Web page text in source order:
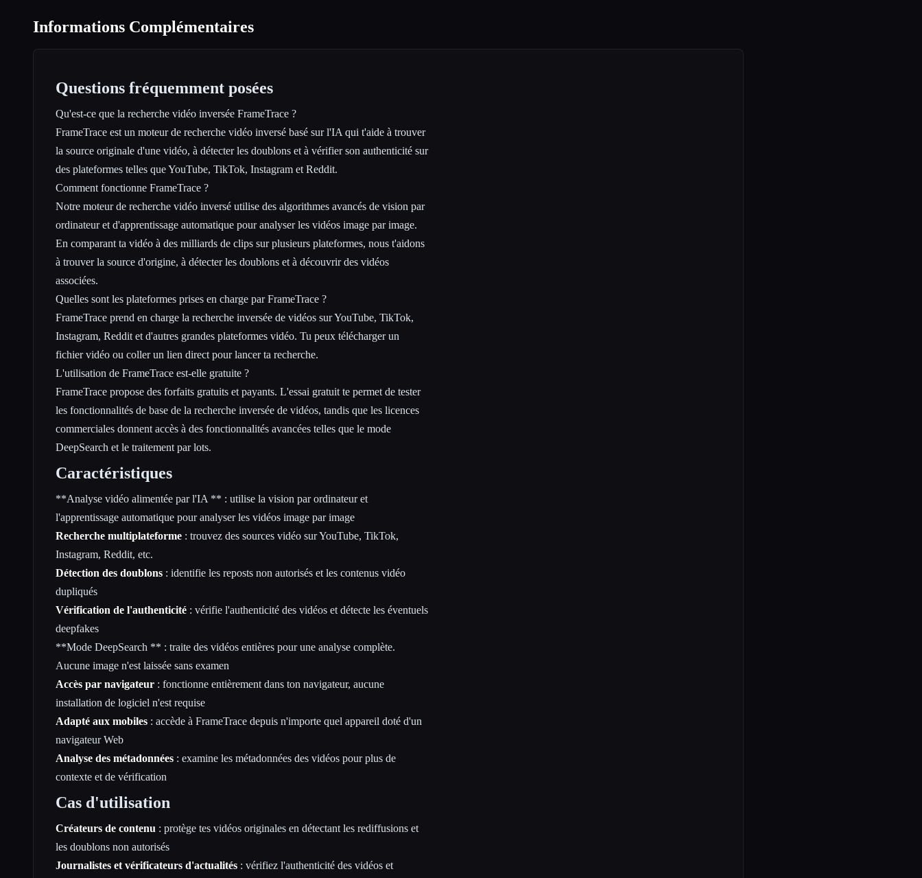
Informations Complémentaires
Questions fréquemment posées
Qu'est-ce que la recherche vidéo inversée FrameTrace ?
FrameTrace est un moteur de recherche vidéo inversé basé sur l'IA qui t'aide à trouver
la source originale d'une vidéo, à détecter les doublons et à vérifier son authenticité sur
des plateformes telles que YouTube, TikTok, Instagram et Reddit.
Comment fonctionne FrameTrace ?
Notre moteur de recherche vidéo inversé utilise des algorithmes avancés de vision par
ordinateur et d'apprentissage automatique pour analyser les vidéos image par image.
En comparant ta vidéo à des milliards de clips sur plusieurs plateformes, nous t'aidons
à trouver la source d'origine, à détecter les doublons et à découvrir des vidéos
associées.
Quelles sont les plateformes prises en charge par FrameTrace ?
FrameTrace prend en charge la recherche inversée de vidéos sur YouTube, TikTok,
Instagram, Reddit et d'autres grandes plateformes vidéo. Tu peux télécharger un
fichier vidéo ou coller un lien direct pour lancer ta recherche.
L'utilisation de FrameTrace est-elle gratuite ?
FrameTrace propose des forfaits gratuits et payants. L'essai gratuit te permet de tester
les fonctionnalités de base de la recherche inversée de vidéos, tandis que les licences
commerciales donnent accès à des fonctionnalités avancées telles que le mode
DeepSearch et le traitement par lots.
Caractéristiques
**Analyse vidéo alimentée par l'IA ** : utilise la vision par ordinateur et
l'apprentissage automatique pour analyser les vidéos image par image
Recherche multiplateforme : trouvez des sources vidéo sur YouTube, TikTok,
Instagram, Reddit, etc.
Détection des doublons : identifie les reposts non autorisés et les contenus vidéo
dupliqués
Vérification de l'authenticité : vérifie l'authenticité des vidéos et détecte les éventuels
deepfakes
**Mode DeepSearch ** : traite des vidéos entières pour une analyse complète.
Aucune image n'est laissée sans examen
Accès par navigateur : fonctionne entièrement dans ton navigateur, aucune
installation de logiciel n'est requise
Adapté aux mobiles : accède à FrameTrace depuis n'importe quel appareil doté d'un
navigateur Web
Analyse des métadonnées : examine les métadonnées des vidéos pour plus de
contexte et de vérification
Cas d'utilisation
Créateurs de contenu : protège tes vidéos originales en détectant les rediffusions et
les doublons non autorisés
Journalistes et vérificateurs d'actualités : vérifiez l'authenticité des vidéos et